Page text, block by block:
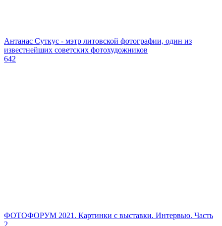
Антанас Суткус - мэтр литовской фотографии, один из
известнейших советских фотохудожников
642
ФОТОФОРУМ 2021. Картинки с выставки. Интервью. Часть